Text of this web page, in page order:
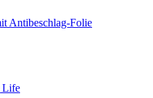
Antibeschlag-Folie
Life